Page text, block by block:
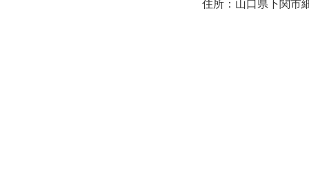
住所：山口県下関市